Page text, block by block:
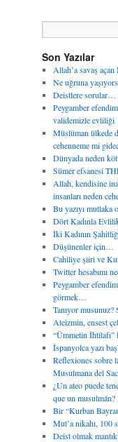
Son Yazılar
Allah’a savaş
Ne uğruna
Deistlere sorular…
Peygamber
validemizle evliliği
Müslüman ülkede
cehenneme mi
Dünyada neden
Sümer efsanesi
Allah, kendisine
insanları neden
Bu yazıyı mutlaka
Dört Kadınla
İki Kadının
Düşünenler için…
Cahiliye şiiri ve
Twitter hesabımı
Peygamber
görmek…
Tanıyor
Ateizmin, ensest
“Ümmetin İhtilafı”
İspanyolca yazı
Reflexiones sobre
Musulmana del
¿Un ateo puede
que un musulmán?
Bir “Kurban
Mut’a nikahı, 100
Deist olmak